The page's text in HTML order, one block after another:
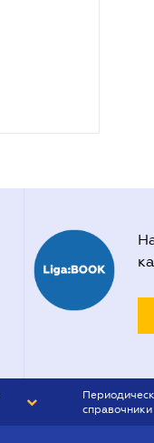
справочники